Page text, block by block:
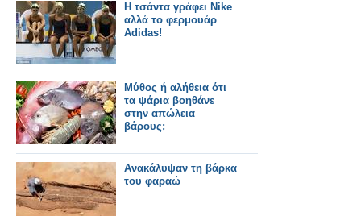
Η τσάντα γράφει Nike
αλλά το φερμουάρ
Adidas!
Μύθος ή αλήθεια ότι
τα ψάρια βοηθάνε
στην απώλεια
βάρους;
Ανακάλυψαν τη βάρκα
του φαραώ